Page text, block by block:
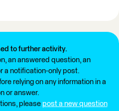
to further activity.
an answered question, an
a notification-only post.
relying on any information in a
or answer.
please post a new question